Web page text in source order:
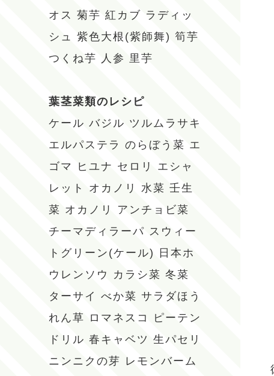
オス 菊芋 紅カブ ラディッ
シュ 紫色大根(紫師舞) 筍芋
つくね芋 人参 里芋
葉茎菜類のレシピ
ケール バジル ツルムラサキ
エルパステラ のらぼう菜 エ
ゴマ
ヒユナ セロリ
エシャ
レット
オカノリ 水菜 壬生
菜 オカノリ
アンチョビ菜
チーマディラーパ スウィー
トグリーン(ケール)
日本ホ
ウレンソウ
カラシ菜 冬菜
ターサイ べか菜 サラダほう
れん草 ロマネスコ
ピーテン
ドリル 春キャベツ 生パセリ
ニンニクの芽 レモンバーム